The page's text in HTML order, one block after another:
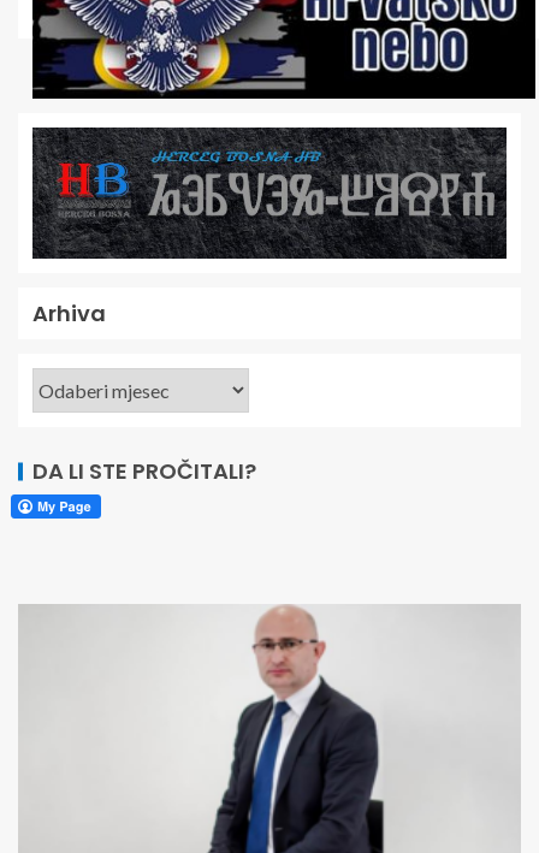
Arhiva
DA LI STE PROČITALI?